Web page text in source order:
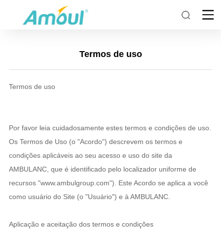
Termos de uso
Termos de uso
Por favor leia cuidadosamente estes termos e condições de uso.
Os Termos de Uso (o "Acordo") descrevem os termos e
condições aplicáveis ao seu acesso e uso do site da
AMBULANC, que é identificado pelo localizador uniforme de
recursos "www.ambulgroup.com"). Este Acordo se aplica a você
como usuário do Site (o "Usuário") e à AMBULANC.
Aplicação e aceitação dos termos e condições